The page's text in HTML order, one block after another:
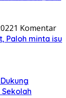
1 Komentar
Paloh minta isu